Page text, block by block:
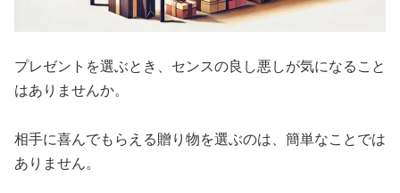
プレゼントを選ぶとき、センスの良し悪しが気になること
はありませんか。
相手に喜んでもらえる贈り物を選ぶのは、簡単なことでは
ありません。